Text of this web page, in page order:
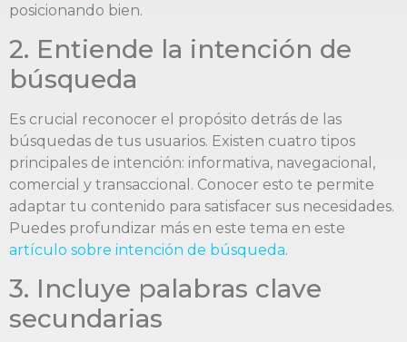
posicionando bien.
2. Entiende la intención de
búsqueda
Es crucial reconocer el propósito detrás de las
búsquedas de tus usuarios. Existen cuatro tipos
principales de intención: informativa, navegacional,
comercial y transaccional. Conocer esto te permite
adaptar tu contenido para satisfacer sus necesidades.
Puedes profundizar más en este tema en este
artículo sobre intención de búsqueda.
3. Incluye palabras clave
secundarias